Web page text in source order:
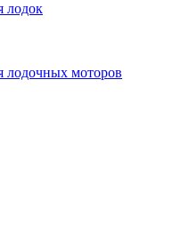
лодок
лодочных моторов